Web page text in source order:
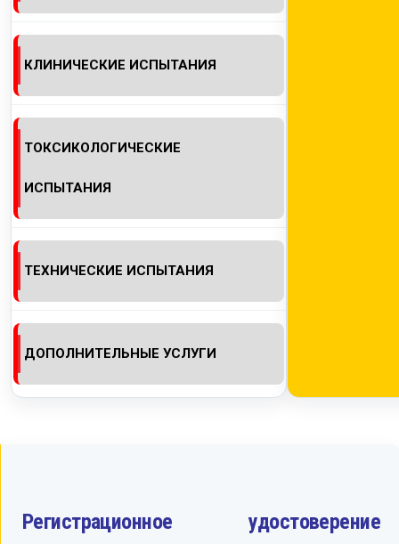
КЛИНИЧЕСКИЕ ИСПЫТАНИЯ
ТОКСИКОЛОГИЧЕСКИЕ
ИСПЫТАНИЯ
ТЕХНИЧЕСКИЕ ИСПЫТАНИЯ
ДОПОЛНИТЕЛЬНЫЕ УСЛУГИ
Регистрационное удостоверение